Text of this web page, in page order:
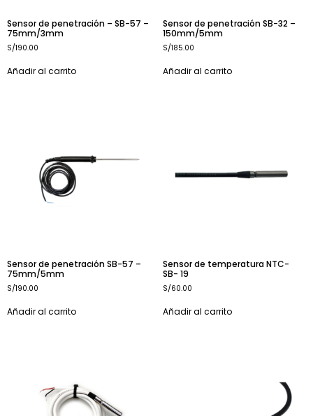
Sensor de penetración – SB-57 –
75mm/3mm
S/190.00
Añadir al carrito
Sensor de penetración SB-32 –
150mm/5mm
S/185.00
Añadir al carrito
Sensor de penetración SB-57 –
75mm/5mm
S/190.00
Añadir al carrito
Sensor de temperatura NTC-
SB- 19
S/60.00
Añadir al carrito